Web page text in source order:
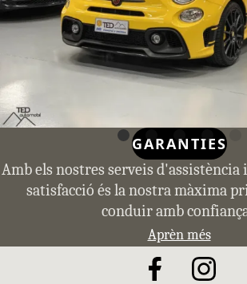
GARANTIES
Amb els nostres serveis d'assistència
satisfacció és la nostra màxima
conduir amb
Aprèn més